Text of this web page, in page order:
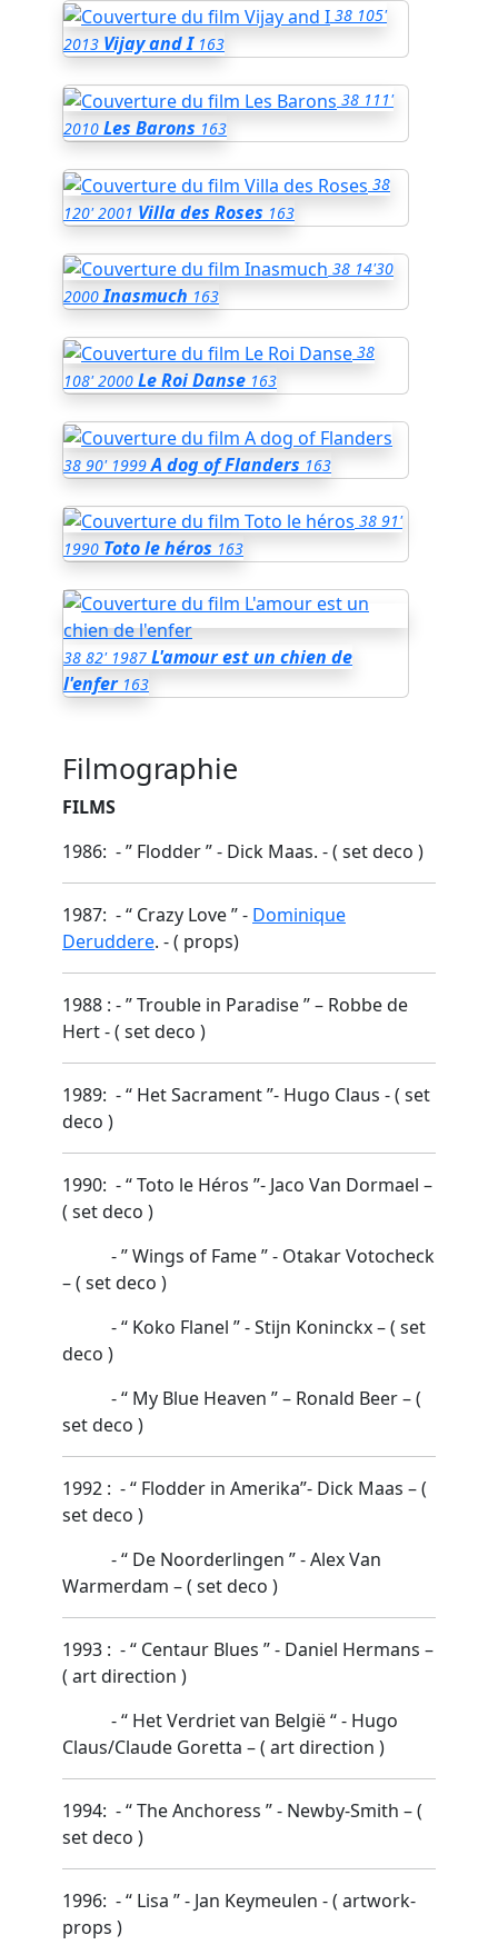
38 105'
2013 Vijay and I 163
38 111'
2010 Les Barons 163
38
120' 2001 Villa des Roses 163
38 14'30
2000 Inasmuch 163
38
108' 2000 Le Roi Danse 163
38 90' 1999 A dog of Flanders 163
38 91'
1990 Toto le héros 163
38 82' 1987 L'amour est un chien de
l'enfer 163
Filmographie
FILMS
1986: - ” Flodder ” - Dick Maas. - ( set deco )
1987: - “ Crazy Love ” - Dominique
Deruddere. - ( props)
1988 : - ” Trouble in Paradise ” – Robbe de
Hert - ( set deco )
1989: - “ Het Sacrament ”- Hugo Claus - ( set
deco )
1990: - “ Toto le Héros ”- Jaco Van Dormael –
( set deco )
- ” Wings of Fame ” - Otakar Votocheck
– ( set deco )
- “ Koko Flanel ” - Stijn Koninckx – ( set
deco )
- “ My Blue Heaven ” – Ronald Beer – (
set deco )
1992 : - “ Flodder in Amerika”- Dick Maas – (
set deco )
- “ De Noorderlingen ” - Alex Van
Warmerdam – ( set deco )
1993 : - “ Centaur Blues ” - Daniel Hermans –
( art direction )
- “ Het Verdriet van België “ - Hugo
Claus/Claude Goretta – ( art direction )
1994: - “ The Anchoress ” - Newby-Smith – (
set deco )
1996: - “ Lisa ” - Jan Keymeulen - ( artwork-
props )